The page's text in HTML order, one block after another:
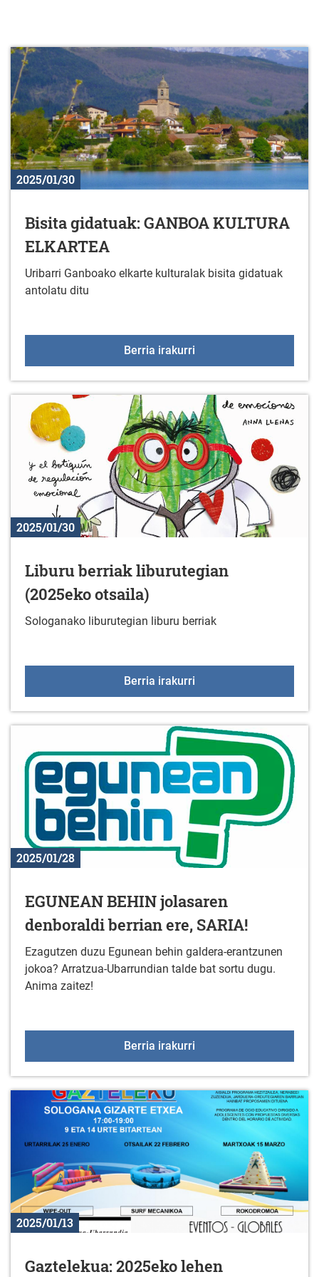
2025/01/30
Bisita gidatuak: GANBOA KULTURA
ELKARTEA
Uribarri Ganboako elkarte kulturalak bisita gidatuak
antolatu ditu
Berria irakurri
2025/01/30
Liburu berriak liburutegian
(2025eko otsaila)
Sologanako liburutegian liburu berriak
Berria irakurri
2025/01/28
EGUNEAN BEHIN jolasaren
denboraldi berrian ere, SARIA!
Ezagutzen duzu Egunean behin galdera-erantzunen
jokoa? Arratzua-Ubarrundian talde bat sortu dugu.
Anima zaitez!
Berria irakurri
2025/01/13
Gaztelekua: 2025eko lehen